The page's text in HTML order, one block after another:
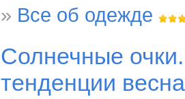
» Все об одежде
Солнечные
тенденции